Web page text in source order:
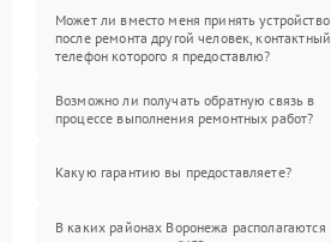
Может ли вместо меня принять устройство
после ремонта другой человек, контактный
телефон которого я предоставлю?
Возможно ли получать обратную связь в
процессе выполнения ремонтных работ?
Какую гарантию вы предоставляете?
В каких районах Воронежа располагаются